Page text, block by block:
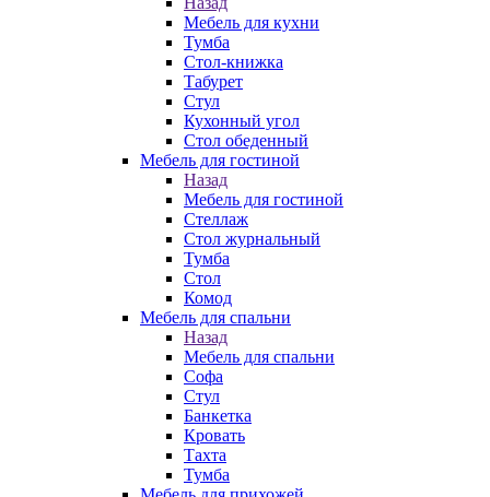
Мебель для кухни
Тумба
Стол-книжка
Табурет
Стул
Кухонный угол
Стол обеденный
Мебель для гостиной
Назад
Мебель для гостиной
Стеллаж
Стол журнальный
Тумба
Стол
Комод
Мебель для спальни
Назад
Мебель для спальни
Софа
Стул
Банкетка
Кровать
Тахта
Тумба